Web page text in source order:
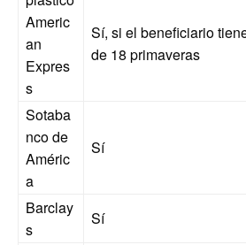
Americ
an
Expres
s
Sí, si el beneficiario
de 18 primaveras
Sotaba
nco de
Améric
a
Sí
Barclay
s
Sí